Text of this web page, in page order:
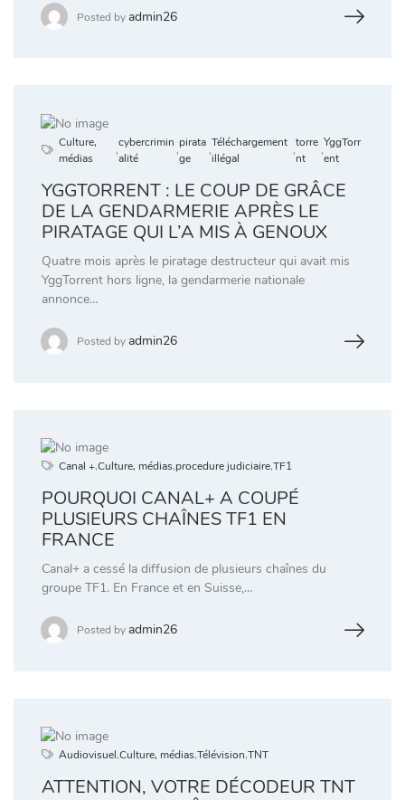
Posted by admin26
Culture,
médias
,
cybercrimin
alité
,
pirata
ge
,
Téléchargement
illégal
,
torre
nt
,
YggTorr
ent
YGGTORRENT : LE COUP DE GRÂCE
DE LA GENDARMERIE APRÈS LE
PIRATAGE QUI L’A MIS À GENOUX
Quatre mois après le piratage destructeur qui avait mis
YggTorrent hors ligne, la gendarmerie nationale
annonce…
Posted by admin26
Canal +,Culture, médias,procedure judiciaire,TF1
POURQUOI CANAL+ A COUPÉ
PLUSIEURS CHAÎNES TF1 EN
FRANCE
Canal+ a cessé la diffusion de plusieurs chaînes du
groupe TF1. En France et en Suisse,…
Posted by admin26
Audiovisuel,Culture, médias,Télévision,TNT
ATTENTION, VOTRE DÉCODEUR TNT